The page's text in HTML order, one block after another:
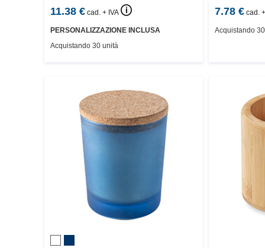
11.38 € cad. + IVA 🛈
PERSONALIZZAZIONE INCLUSA
Acquistando 30 unità
7.78€ cad.
Acquistando